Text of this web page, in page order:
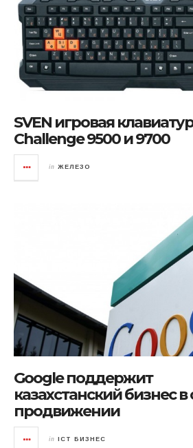
SVEN игровая
Challenge 9500 и 9700
in ЖЕЛЕЗО
Google поддержит
казахстанский бизнес
продвижении
in ICT БИЗНЕС